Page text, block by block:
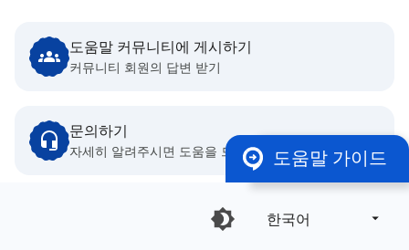
도움말 커뮤니티에 게시하기
커뮤니티 회원의 답변 받기
문의하기
자세히 알려주시면 도움을 드리겠습니다.
한국어‎
도움말 가이드